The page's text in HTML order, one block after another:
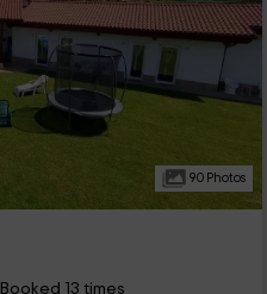
90 Photos
Booked 13 times